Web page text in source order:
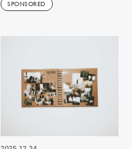
SPONSORED